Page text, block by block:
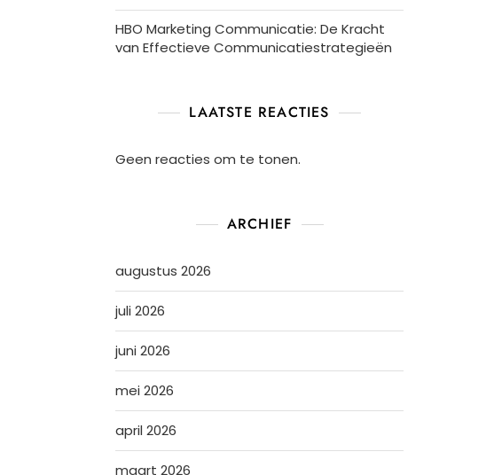
HBO Marketing Communicatie: De Kracht
van Effectieve Communicatiestrategieën
LAATSTE REACTIES
Geen reacties om te tonen.
ARCHIEF
augustus 2026
juli 2026
juni 2026
mei 2026
april 2026
maart 2026